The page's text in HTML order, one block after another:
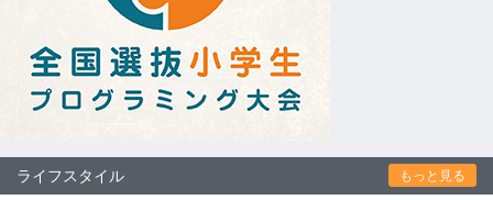
ライフスタイル もっと見る